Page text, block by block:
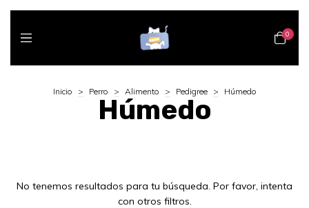
0
Inicio > Perro > Alimento > Pedigree > Húmedo
Húmedo
No tenemos resultados para tu búsqueda. Por favor, intenta
con otros filtros.